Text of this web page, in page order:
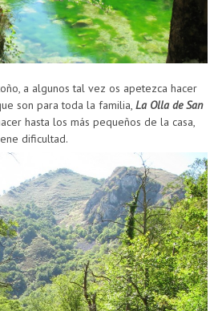
a algunos tal vez os apetezca hacer
son para toda la familia, La Olla de San
hasta los más pequeños de la casa,
dificultad.